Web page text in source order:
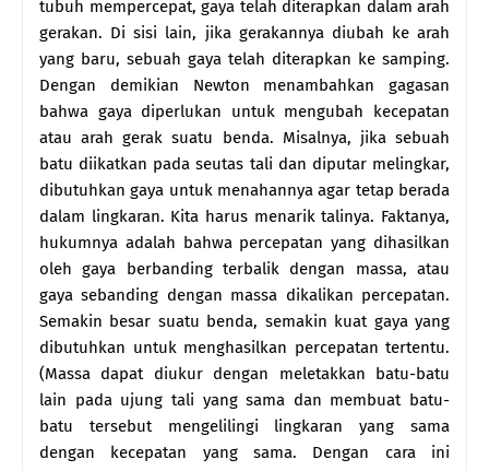
tubuh mempercepat, gaya telah diterapkan dalam arah
gerakan. Di sisi lain, jika gerakannya diubah ke arah
yang baru, sebuah gaya telah diterapkan ke samping.
Dengan demikian Newton menambahkan gagasan
bahwa gaya diperlukan untuk mengubah kecepatan
atau arah gerak suatu benda. Misalnya, jika sebuah
batu diikatkan pada seutas tali dan diputar melingkar,
dibutuhkan gaya untuk menahannya agar tetap berada
dalam lingkaran. Kita harus menarik talinya. Faktanya,
hukumnya adalah bahwa percepatan yang dihasilkan
oleh gaya berbanding terbalik dengan massa, atau
gaya sebanding dengan massa dikalikan percepatan.
Semakin besar suatu benda, semakin kuat gaya yang
dibutuhkan untuk menghasilkan percepatan tertentu.
(Massa dapat diukur dengan meletakkan batu-batu
lain pada ujung tali yang sama dan membuat batu-
batu tersebut mengelilingi lingkaran yang sama
dengan kecepatan yang sama. Dengan cara ini